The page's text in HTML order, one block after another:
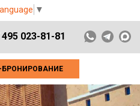
▼
495 023-81-81